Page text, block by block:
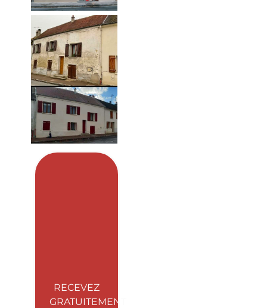
RECEVEZ
GRATUITEMENT